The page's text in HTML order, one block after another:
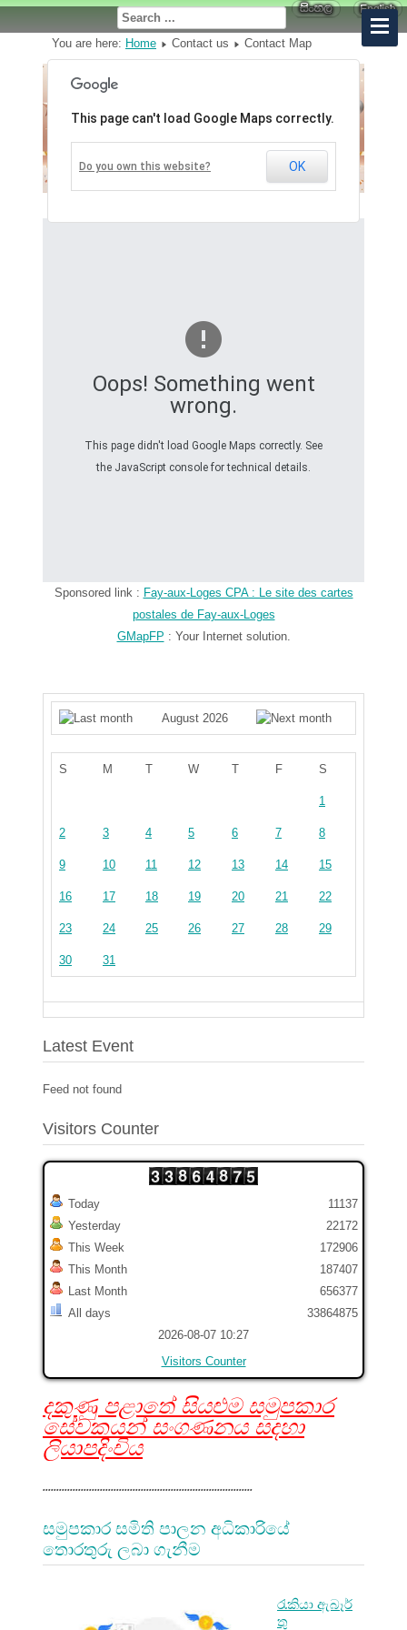
You are here: Home Contact us Contact Map
Oops! Something went
wrong.
This page didn't load Google Maps correctly. See
the JavaScript console for technical details.
This page can't load Google Maps correctly.
Do you own this website? OK
Sponsored link : Fay-aux-Loges CPA : Le site des cartes
postales de Fay-aux-Loges
GMapFP : Your Internet solution.
August 2026
S M T W T F S
1
2 3 4 5 6 7 8
9 10 11 12 13 14 15
16 17 18 19 20 21 22
23 24 25 26 27 28 29
30 31
Latest Event
Feed not found
Visitors Counter
Today
Yesterday
This Week
This Month
Last Month
All days
11137
22172
172906
187407
656377
33864875
2026-08-07 10:27
Visitors Counter
දකුණු පළාතේ සියළුම සමුපකාර
සේවකයන් සංගණනය සදහා
ලියාපදිංචිය
.............................................................................
සමුපකාර සමිති පාලන අධිකාරියේ
තොරතුරු ලබා ගැනීම
රැකියා ඇබෑර්
තු